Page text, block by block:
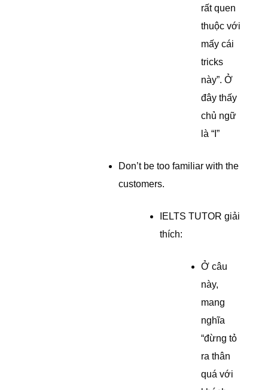
rất quen
thuộc với
mấy cái
tricks
này”. Ở
đây thấy
chủ ngữ
là “I”
Don’t be too familiar with the
customers.
IELTS TUTOR giải
thích:
Ở câu
này,
mang
nghĩa
“đừng tỏ
ra thân
quá với